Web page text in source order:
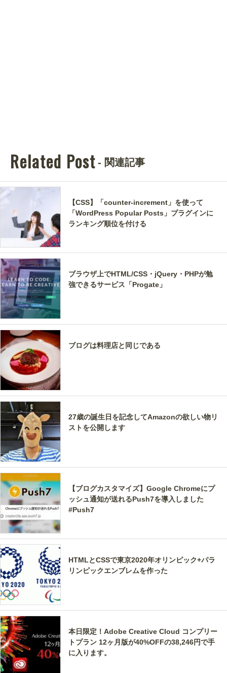
Related Post - 関連記事
【CSS】「counter-increment」を使って
「WordPress Popular Posts」プラグインに
ランキング順位を付ける
ブラウザ上でHTML/CSS・jQuery・PHPが勉
強できるサービス「Progate」
ブログは料理店と同じである
27歳の誕生日を記念してAmazonの欲しい物リ
ストを公開します
【ブログカスタマイズ】Google Chromeにプ
ッシュ通知が送れるPush7を導入しました
#Push7
HTMLとCSSで東京2020年オリンピック+パラ
リンピックエンブレムを作った
本日限定！Adobe Creative Cloud コンプリー
トプラン 12ヶ月版が40%OFFの38,246円で手
に入ります。